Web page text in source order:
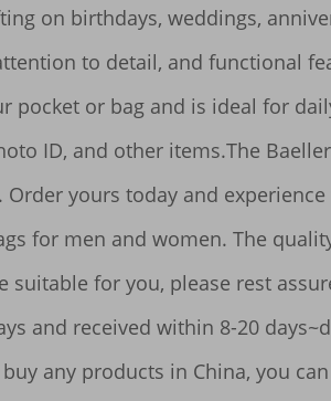
on birthdays, weddings,
to detail, and functional
pocket or bag and is ideal for
ID, and other items.The
yours today and
for men and women. The
for you, please rest
and received within 8-20
any products in China, you